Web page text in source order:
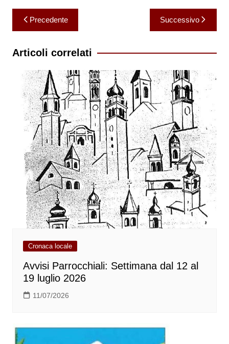
Navigazione
articoli
Precedente Successivo
Articoli correlati
Cronaca locale
Avvisi Parrocchiali: Settimana dal 12 al
19 luglio 2026
11/07/2026